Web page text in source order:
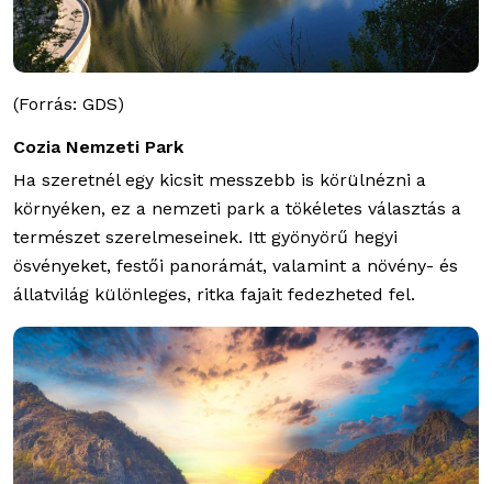
(Forrás: GDS)
Cozia Nemzeti Park
Ha szeretnél egy kicsit messzebb is körülnézni a
környéken, ez a nemzeti park a tökéletes választás a
természet szerelmeseinek. Itt gyönyörű hegyi
ösvényeket, festői panorámát, valamint a növény- és
állatvilág különleges, ritka fajait fedezheted fel.